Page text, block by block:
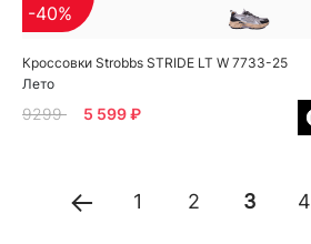
Кроссовки Strobbs STRIDE LT W 7733-25
Лето
-40%
9299 5 599 ₽
1 2 3 4